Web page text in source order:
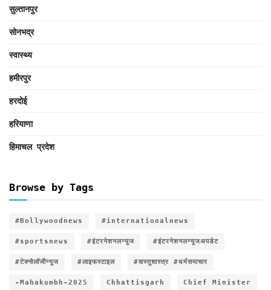
सुल्तानपुर
सोनभद्र
स्वास्थ्य
हमीरपुर
हरदोई
हरियाणा
हिमाचल प्रदेश
Browse by Tags
#Bollywoodnews #internationalnews
#sportsnews #इंटरनेशनलन्यूज #इंटरनेशनलन्यूजअपडेट
#टेक्नोलॉजीन्यूज #लाइफस्टाइल #वास्तुशास्त्र #धर्मसमाचार
-Mahakumbh-2025 Chhattisgarh Chief Minister